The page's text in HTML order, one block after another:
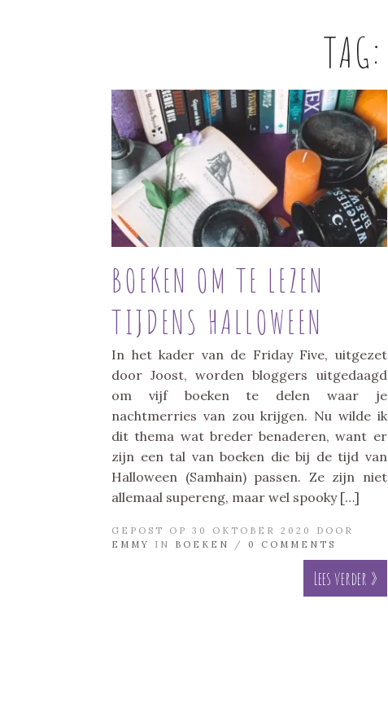
TAG:
BOEKEN OM TE LEZEN
TIJDENS HALLOWEEN
In het kader van de Friday Five, uitgezet
door Joost, worden bloggers uitgedaagd
om vijf boeken te delen waar je
nachtmerries van zou krijgen. Nu wilde ik
dit thema wat breder benaderen, want er
zijn een tal van boeken die bij de tijd van
Halloween (Samhain) passen. Ze zijn niet
allemaal supereng, maar wel spooky […]
GEPOST OP 30 OKTOBER 2020 DOOR
EMMY
IN BOEKEN / 0 COMMENTS
Lees verder »